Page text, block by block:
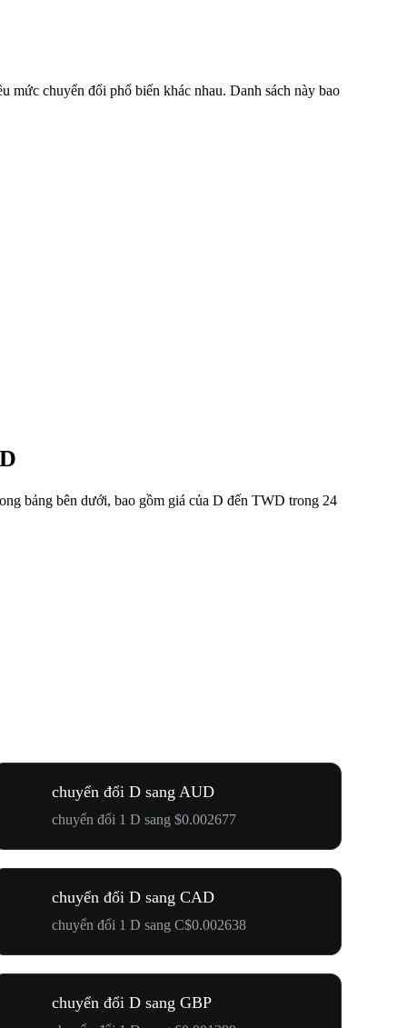
chuyển đổi phổ biến khác nhau. Danh sách này bao
bảng bên dưới, bao gồm giá của D đến TWD trong 24
chuyển đổi D sang AUD
chuyển đổi 1 D sang $0.002677
chuyển đổi D sang CAD
chuyển đổi 1 D sang C$0.002638
chuyển đổi D sang GBP